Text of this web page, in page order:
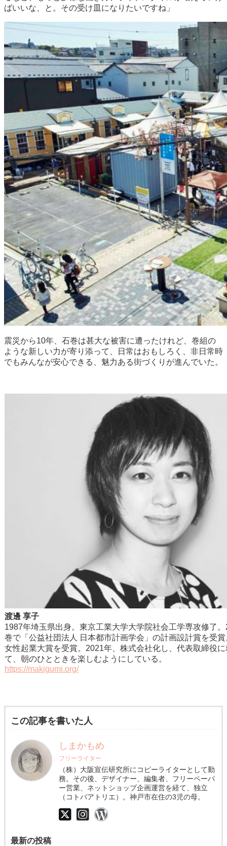
ばいいな、と。その受け皿になりたいですね」
震災から10年、石巻は甚大な被害に遭ったけれど、巻組の
ような新しい力が寄り添って、日常はおもしろく、非日常時
でもみんなが安心できる、魅力ある街づくりが進んでいた。
渡邊 享子
1987年埼玉県出身。東京工業大学大学院社会工学専攻修了
巻で「公益社団法人 日本都市計画学会」の計画設計賞を受
女性起業大賞を受賞。2021年、株式会社化し、代表取締役
て、朝のひとときを楽しむようにしている。
https://makigumi.org/
この記事を書いた人
しまかもめ
フリーライター
（株）大阪宣伝研究所にコピーライターとして勤
務。その後、デザイナー、編集者、フリーペーパ
ー営業、ネットショップ企画運営を経て、独立
（コトバアトリエ）。神戸市在住の3児の母。
最新の投稿